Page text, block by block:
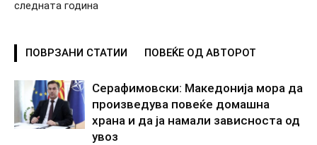
следната година
ПОВРЗАНИ СТАТИИ ПОВЕЌЕ ОД АВТОРОТ
Серафимовски: Македонија мора да
произведува повеќе домашна
храна и да ја намали зависноста од
увоз